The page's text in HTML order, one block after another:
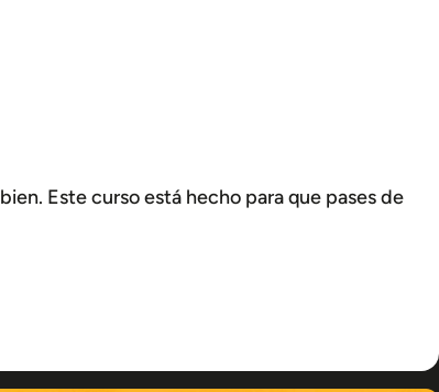
Este curso está hecho para que pases de